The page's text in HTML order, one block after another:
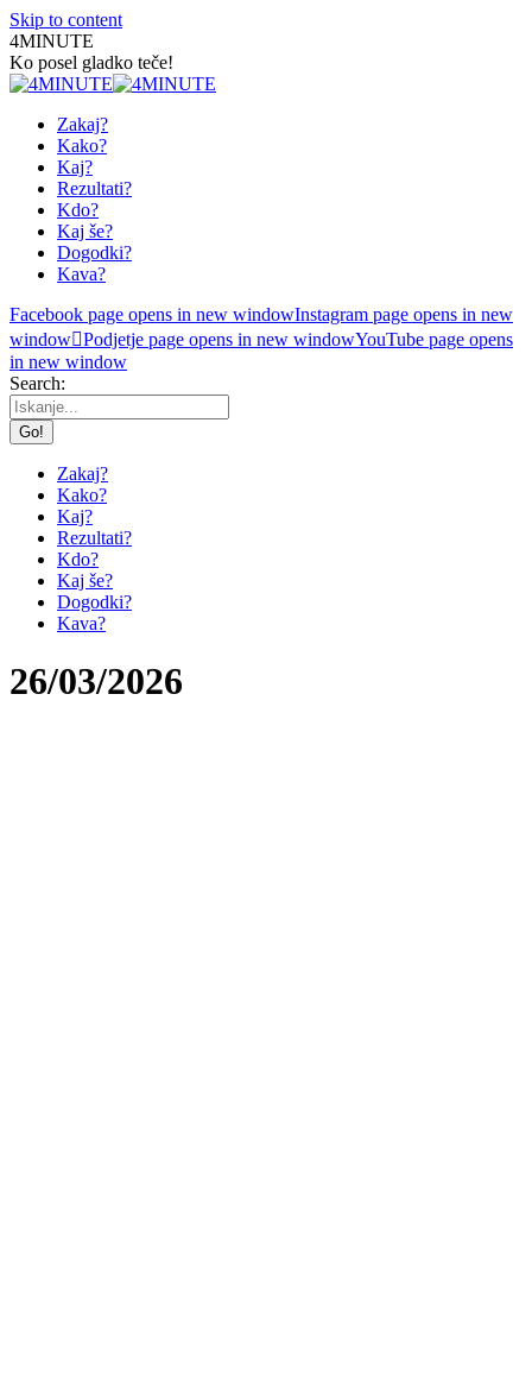
Skip to content
4MINUTE
Ko posel gladko teče!
Zakaj?
Kako?
Kaj?
Rezultati?
Kdo?
Kaj še?
Dogodki?
Kava?
Facebook page opens in new windowInstagram page opens in new
window Podjetje page opens in new windowYouTube page opens
in new window
Search:
Zakaj?
Kako?
Kaj?
Rezultati?
Kdo?
Kaj še?
Dogodki?
Kava?
26/03/2026